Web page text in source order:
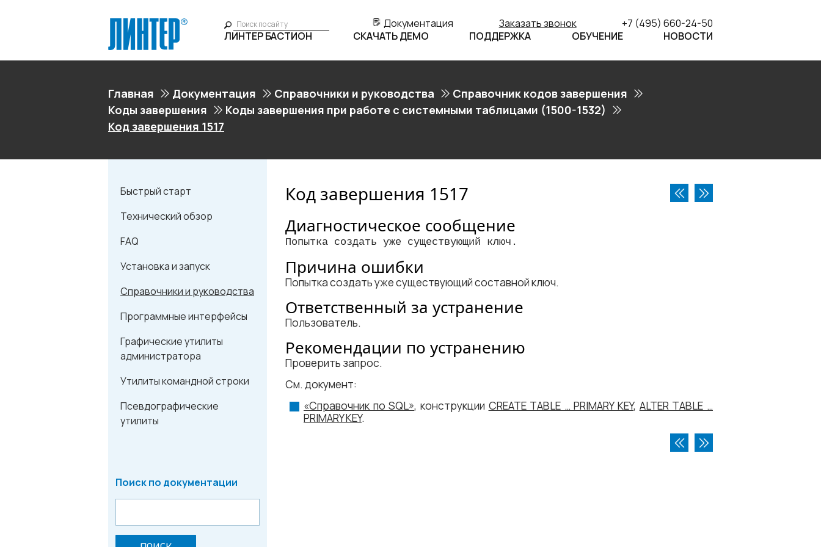
Документация Заказать звонок
+7 (495) 660-24-50
ЛИНТЕР БАСТИОН
СКАЧАТЬ ДЕМО ПОДДЕРЖКА ОБУЧЕНИЕ НОВОСТИ
Главная Документация Справочники и руководства
Справочник кодов завершения
Коды завершения
Коды завершения при работе с системными таблицами (1500-1532)
Код завершения 1517
Быстрый старт
Технический обзор
FAQ
Установка и запуск
Справочники и руководства
Программные интерфейсы
Графические утилиты
администратора
Утилиты командной строки
Псевдографические
утилиты
Поиск по документации
Код завершения 1517
Диагностическое сообщение
Попытка создать уже существующий ключ.
Причина ошибки
Попытка создать уже существующий составной ключ.
Ответственный за устранение
Пользователь.
Рекомендации по устранению
Проверить запрос.
См. документ:
«Справочник по SQL», конструкции CREATE TABLE … PRIMARY KEY, ALTER TABLE …
PRIMARY KEY.